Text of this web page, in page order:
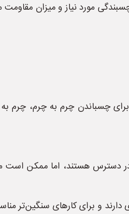
مورد نیاز و میزان مقاومت
چرم به چرم، چرم به
دسترس هستند، اما ممکن است
و برای کارهای سنگین‌تر